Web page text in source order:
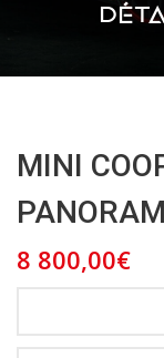
MINI
8 800,00€